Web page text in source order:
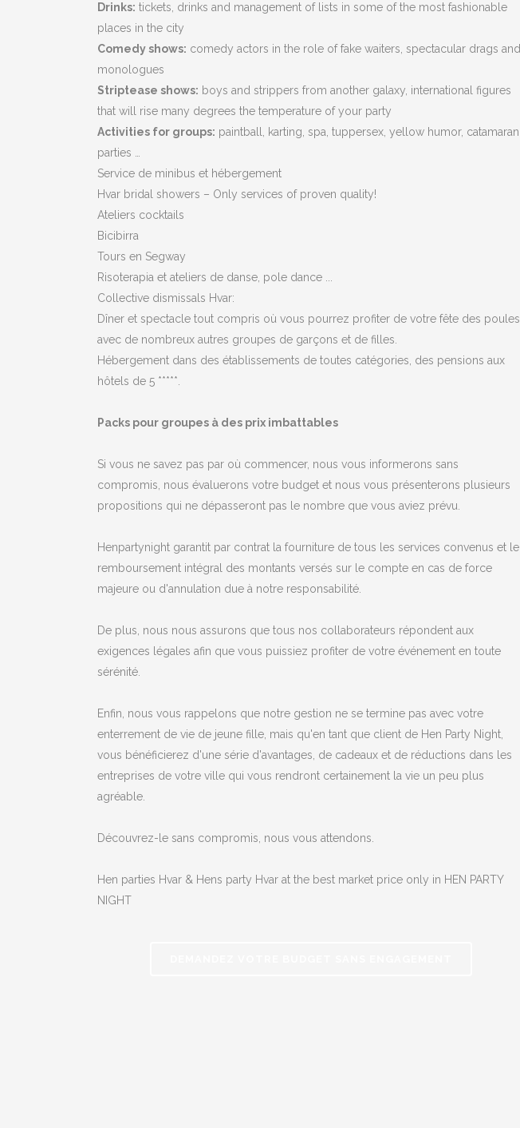
Drinks: tickets, drinks and management of lists in some of the most fashionable
places in the city
Comedy shows: comedy actors in the role of fake waiters, spectacular drags and
monologues
Striptease shows: boys and strippers from another galaxy, international figures
that will rise many degrees the temperature of your party
Activities for groups: paintball, karting, spa, tuppersex, yellow humor, catamaran
parties …
Service de minibus et hébergement
Hvar bridal showers – Only services of proven quality!
Ateliers cocktails
Bicibirra
Tours en Segway
Risoterapia et ateliers de danse, pole dance ...
Collective dismissals Hvar:
Dîner et spectacle tout compris où vous pourrez profiter de votre fête des poules
avec de nombreux autres groupes de garçons et de filles.
Hébergement dans des établissements de toutes catégories, des pensions aux
hôtels de 5 *****.
Packs pour groupes à des prix imbattables
Si vous ne savez pas par où commencer, nous vous informerons sans
compromis, nous évaluerons votre budget et nous vous présenterons plusieurs
propositions qui ne dépasseront pas le nombre que vous aviez prévu.
Henpartynight garantit par contrat la fourniture de tous les services convenus et le
remboursement intégral des montants versés sur le compte en cas de force
majeure ou d'annulation due à notre responsabilité.
De plus, nous nous assurons que tous nos collaborateurs répondent aux
exigences légales afin que vous puissiez profiter de votre événement en toute
sérénité.
Enfin, nous vous rappelons que notre gestion ne se termine pas avec votre
enterrement de vie de jeune fille, mais qu'en tant que client de Hen Party Night,
vous bénéficierez d'une série d'avantages, de cadeaux et de réductions dans les
entreprises de votre ville qui vous rendront certainement la vie un peu plus
agréable.
Découvrez-le sans compromis, nous vous attendons.
Hen parties Hvar & Hens party Hvar at the best market price only in HEN PARTY
NIGHT